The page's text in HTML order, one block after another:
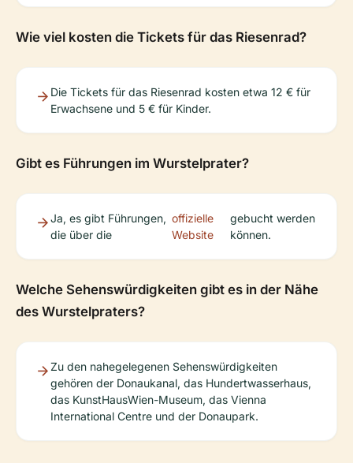
Wie viel kosten die Tickets für das Riesenrad?
Die Tickets für das Riesenrad kosten etwa 12 € für
Erwachsene und 5 € für Kinder.
Gibt es Führungen im Wurstelprater?
Ja, es gibt Führungen,
die über die
offizielle
Website
gebucht werden
können.
Welche Sehenswürdigkeiten gibt es in der Nähe
des Wurstelpraters?
Zu den nahegelegenen Sehenswürdigkeiten
gehören der Donaukanal, das Hundertwasserhaus,
das KunstHausWien-Museum, das Vienna
International Centre und der Donaupark.